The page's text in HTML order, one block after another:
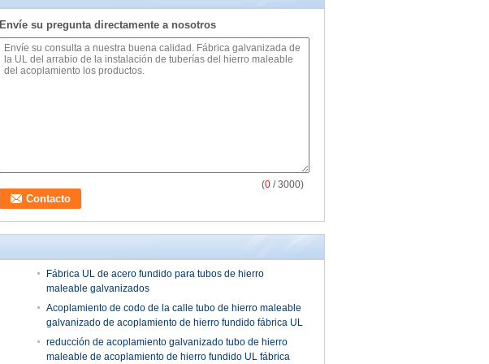
Envíe su pregunta directamente a nosotros
(0 / 3000)
Fábrica UL de acero fundido para tubos de hierro
maleable galvanizados
Acoplamiento de codo de la calle tubo de hierro maleable
galvanizado de acoplamiento de hierro fundido fábrica UL
reducción de acoplamiento galvanizado tubo de hierro
maleable de acoplamiento de hierro fundido UL fábrica